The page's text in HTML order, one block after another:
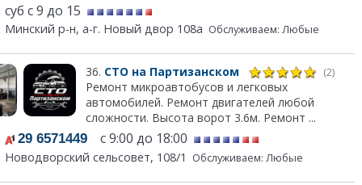
суб с 9 до 15
Минский р-н, а-г. Новый двор 108а Обслуживаем: Любые
36. СТО на Партизанском (2)
Ремонт микроавтобусов и легковых
автомобилей. Ремонт двигателей любой
сложности. Высота ворот 3.6м. Ремонт ...
29 6571449 с 9:00 до 18:00
Новодворский сельсовет, 108/1 Обслуживаем: Любые